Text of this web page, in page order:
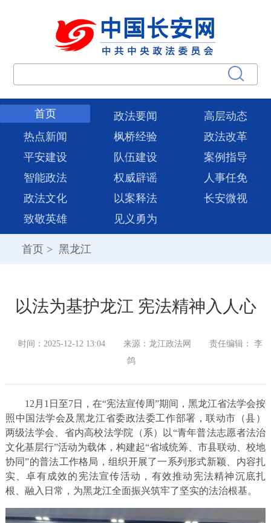
首页 政法要闻
高层动态
热点新闻
枫桥经验
政法改革
平安建设
队伍建设
案例指导
智能政法
权威辟谣
人事任免
政法文化
以案释法
长安微视
致敬英雄
见义勇为
首页 > 黑龙江
以法为基护龙江 宪法精神入人心
时间：2025-12-12 13:04 来源：龙江政法网
责任编辑： 李
鸽
12月1日至7日，在“宪法宣传周”期间，黑龙江省法学会按
照中国法学会及黑龙江省委政法委工作部署，联动市（县）
两级法学会、省内高校法学院（系）以“青年普法志愿者法治
文化基层行”活动为载体，构建起“省域统筹、市县联动、校地
协同”的普法工作格局，组织开展了一系列形式新颖、内容扎
实、卓有成效的宪法宣传活动，有效推动宪法精神沉底扎
根、融入日常，为黑龙江全面振兴筑牢了坚实的法治根基。